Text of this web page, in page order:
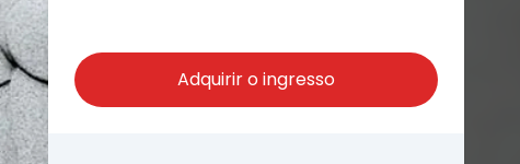
Adquirir o ingresso